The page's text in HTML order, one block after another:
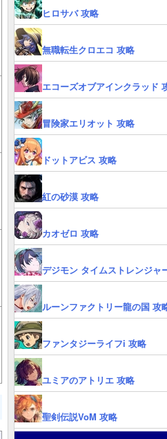
ヒロサバ 攻略
無職転生クロエコ 攻略
エコーズオブアインクラッド
冒険家エリオット 攻略
ドットアビス 攻略
紅の砂漠 攻略
カオゼロ 攻略
デジモン タイムストレンジャ
ルーンファクトリー龍の国 攻
ファンタジーライフi 攻略
ユミアのアトリエ 攻略
聖剣伝説VoM 攻略